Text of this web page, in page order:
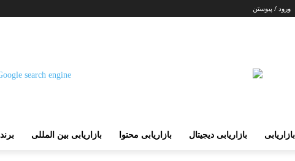
ورود / پیوستن
بازاریابی بازاریابی دیجیتال بازاریابی محتوا بازاریابی بین المللی